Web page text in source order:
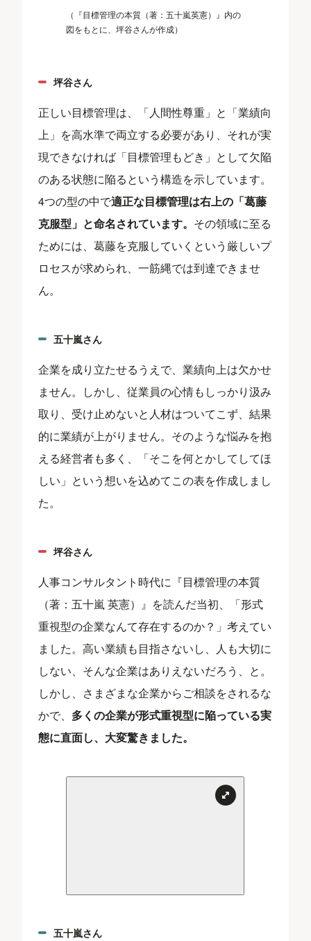
（『目標管理の本質（著：五十嵐英憲）』内の
図をもとに、坪谷さんが作成）
坪谷さん
正しい目標管理は、「人間性尊重」と「業績向
上」を高水準で両立する必要があり、それが実
現できなければ「目標管理もどき」として欠陥
のある状態に陥るという構造を示しています。
4つの型の中で適正な目標管理は右上の「葛藤
克服型」と命名されています。 その領域に至る
ためには、葛藤を克服していくという厳しいプ
ロセスが求められ、一筋縄では到達できませ
ん。
五十嵐さん
企業を成り立たせるうえで、業績向上は欠かせ
ません。しかし、従業員の心情もしっかり汲み
取り、受け止めないと人材はついてこず、結果
的に業績が上がりません。そのような悩みを抱
える経営者も多く、「そこを何とかしてしてほ
しい」という想いを込めてこの表を作成しまし
た。
坪谷さん
人事コンサルタント時代に『目標管理の本質
（著：五十嵐 英憲）』を読んだ当初、「形式
重視型の企業なんて存在するのか？」考えてい
ました。高い業績も目指さないし、人も大切に
しない、そんな企業はありえないだろう、と。
しかし、さまざまな企業からご相談をされるな
かで、 多くの企業が形式重視型に陥っている実
態に直面し、大変驚きました。
五十嵐さん